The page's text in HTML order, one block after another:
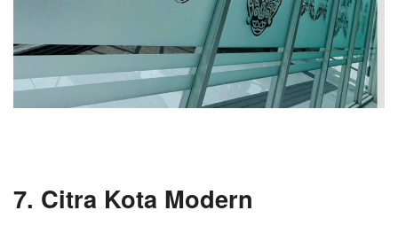
7. Citra Kota Modern